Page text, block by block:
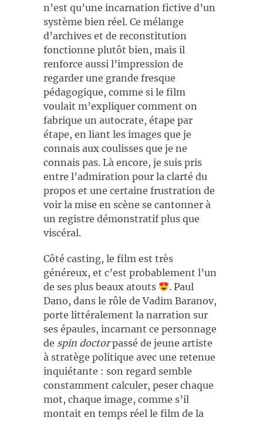
n’est qu’une incarnation fictive d’un
système bien réel. Ce mélange
d’archives et de reconstitution
fonctionne plutôt bien, mais il
renforce aussi l’impression de
regarder une grande fresque
pédagogique, comme si le film
voulait m’expliquer comment on
fabrique un autocrate, étape par
étape, en liant les images que je
connais aux coulisses que je ne
connais pas. Là encore, je suis pris
entre l’admiration pour la clarté du
propos et une certaine frustration de
voir la mise en scène se cantonner à
un registre démonstratif plus que
viscéral.
Côté casting, le film est très
généreux, et c’est probablement l’un
de ses plus beaux atouts
. Paul
Dano, dans le rôle de Vadim Baranov,
porte littéralement la narration sur
ses épaules, incarnant ce personnage
de spin doctorpassé de jeune artiste
à stratège politique avec une retenue
inquiétante : son regard semble
constamment calculer, peser chaque
mot, chaque image, comme s’il
montait en temps réel le film de la